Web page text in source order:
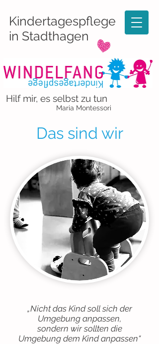
Kindertagespflege
in Stadthagen
Hilf mir, es selbst zu tun
Maria Montessori
Das sind wir
„Nicht das Kind soll sich der
Umgebung anpassen,
sondern wir sollten die
Umgebung dem Kind anpassen“